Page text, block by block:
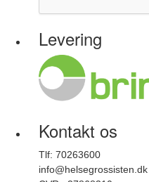
Levering
Kontakt os
Tlf: 70263600
info@helsegrossisten.dk